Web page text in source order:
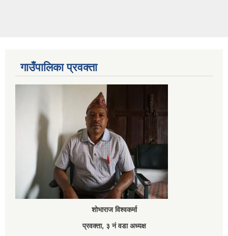
गाउँपालिका प्रवक्ता
शोभाराज विश्वकर्मा
प्रवक्ता, ३ नं वडा अध्यक्ष